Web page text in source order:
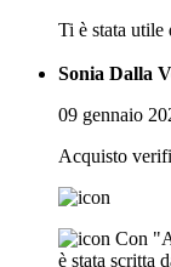
Ti è stata utile
Sonia Dalla
09 gennaio
Acquisto
Con
è stata scritta